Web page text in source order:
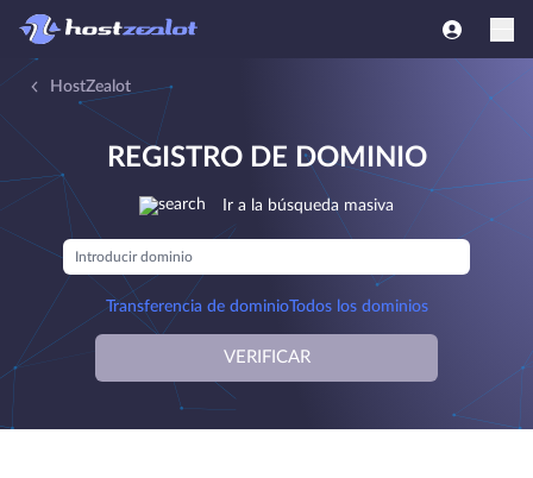
HostZealot
REGISTRO DE DOMINIO
Ir a la búsqueda masiva
Transferencia de dominioTodos los dominios
VERIFICAR